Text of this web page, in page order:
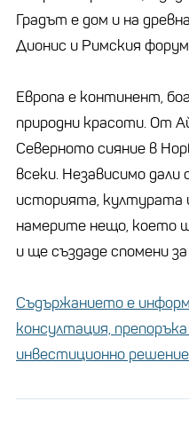
Градът е дом и на
Дионис и Римския
Европа е континент,
природни красоти. От
Северното сияние в
всеки. Независимо
историята, културата
намерите нещо, което
и ще създаде спомени
Съдържанието е
консултация,
инвестиционно